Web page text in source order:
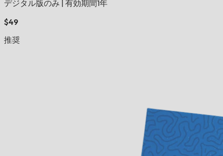
デジタル版のみ 有効期間1年
$49
推奨